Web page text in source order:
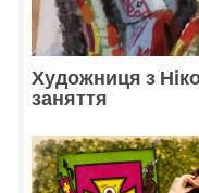
Художниця з
заняття